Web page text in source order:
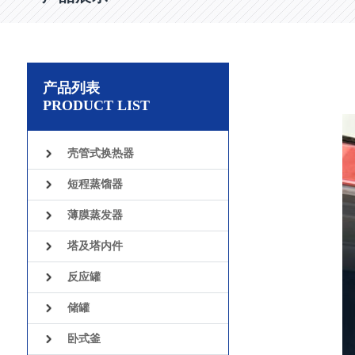
产品列表
PRODUCT LIST
壳管式换热器
短程蒸馏器
薄膜蒸发器
塔及塔内件
反应罐
储罐
卧式釜